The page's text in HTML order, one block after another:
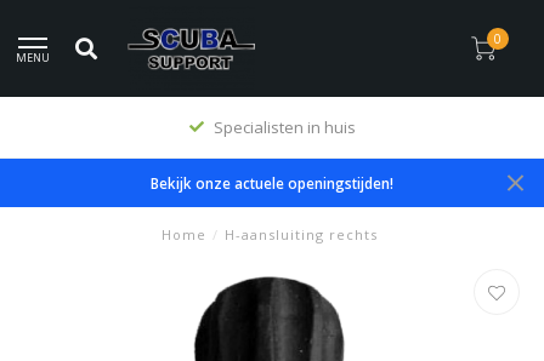
MENU
0
Specialisten in huis
Bekijk onze actuele openingstijden!
Home / H-aansluiting rechts